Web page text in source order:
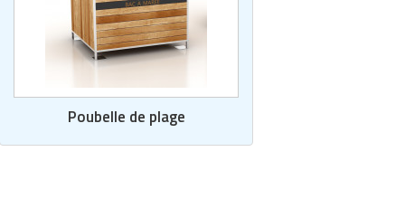
Poubelle de plage